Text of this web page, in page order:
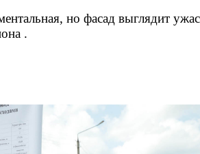
но фасад выглядит
.